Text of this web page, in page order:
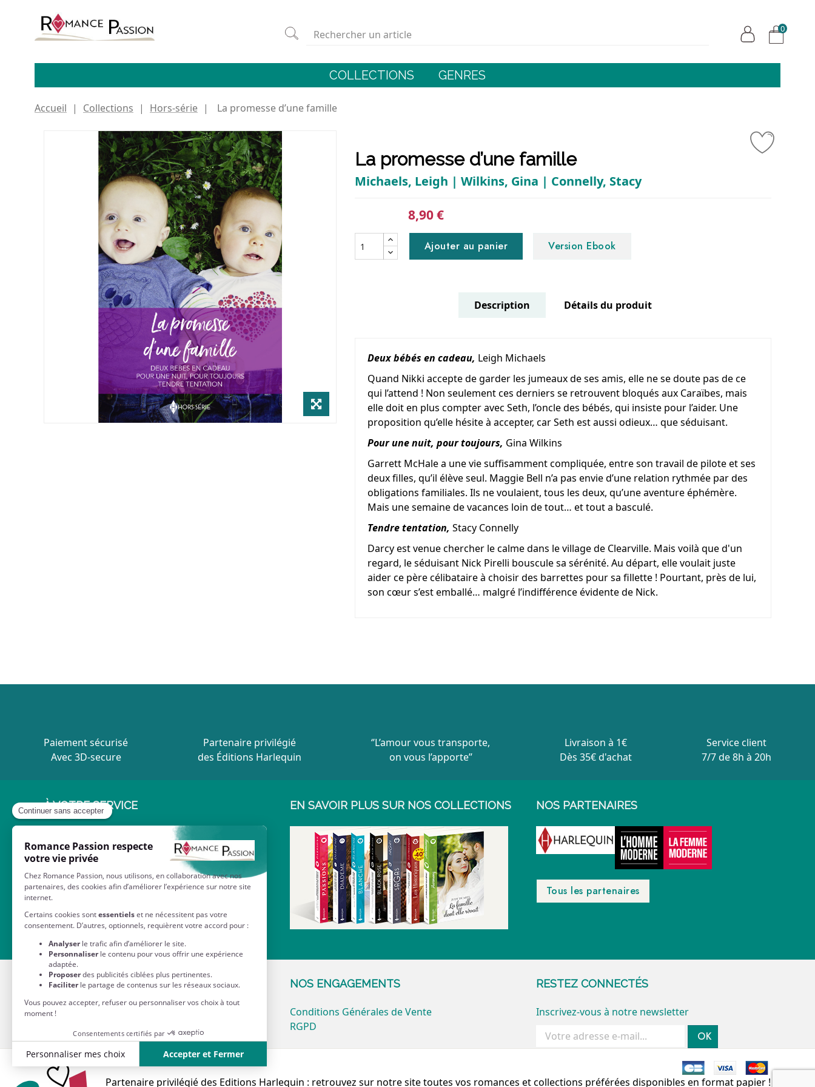
0
COLLECTIONS GENRES
Accueil Collections Hors-série La promesse d’une famille
La promesse d’une famille
Michaels, Leigh | Wilkins, Gina | Connelly, Stacy
8,90 €
Ajouter au panier Version Ebook
Description Détails du produit
Deux bébés en cadeau, Leigh Michaels
Quand Nikki accepte de garder les jumeaux de ses amis, elle ne se doute pas de ce
qui l’attend ! Non seulement ces derniers se retrouvent bloqués aux Caraïbes, mais
elle doit en plus compter avec Seth, l’oncle des bébés, qui insiste pour l’aider. Une
proposition qu’elle hésite à accepter, car Seth est aussi odieux… que séduisant.
Pour une nuit, pour toujours, Gina Wilkins
Garrett McHale a une vie suffisamment compliquée, entre son travail de pilote et ses
deux filles, qu’il élève seul. Maggie Bell n’a pas envie d’une relation rythmée par des
obligations familiales. Ils ne voulaient, tous les deux, qu’une aventure éphémère.
Mais une semaine de vacances loin de tout… et tout a basculé.
Tendre tentation, Stacy Connelly
Darcy est venue chercher le calme dans le village de Clearville. Mais voilà que d'un
regard, le séduisant Nick Pirelli bouscule sa sérénité. Au départ, elle voulait juste
aider ce père célibataire à choisir des barrettes pour sa fillette ! Pourtant, près de lui,
son cœur s’est emballé… malgré l’indifférence évidente de Nick.
Paiement sécurisé
Avec 3D-secure
Partenaire privilégié
des Éditions Harlequin
‘’L’amour vous transporte,
on vous l’apporte’’
Livraison à 1€
Dès 35€ d'achat
Service client
7/7 de 8h à 20h
À VOTRE SERVICE
Contactez-nous
EN SAVOIR PLUS SUR NOS COLLECTIONS NOS PARTENAIRES
Tous les partenaires
QUI SOMMES-NOUS ?
A propos
NOS ENGAGEMENTS
Conditions Générales de Vente
RGPD
RESTEZ CONNECTÉS
Inscrivez-vous à notre newsletter
OK
Partenaire privilégié des Editions Harlequin : retrouvez sur notre site toutes vos romances et collections préférées disponibles en format papier !